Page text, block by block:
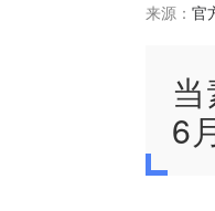
来源： 官
6